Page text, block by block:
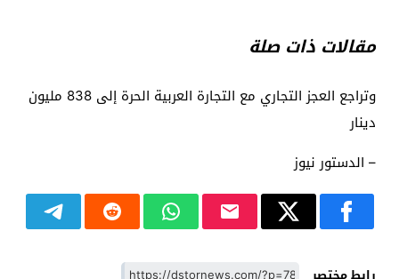
مقالات ذات صلة
وتراجع العجز التجاري مع التجارة العربية الحرة إلى 838 مليون
دينار
– الدستور نيوز